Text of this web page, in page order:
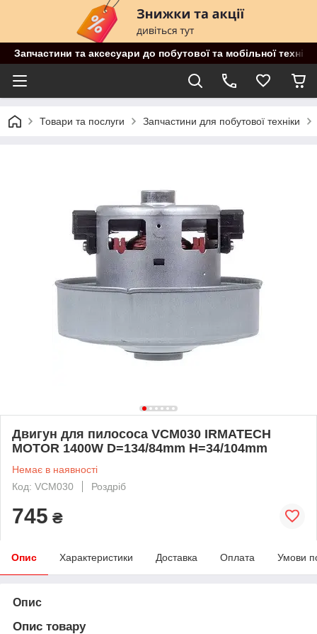
Запчастини та аксесуари до побутової та мобільної
Товари та послуги Запчастини для побутової техніки
Двигун для пилососа VCM030 IRMATECH
MOTOR 1400W D=134/84mm H=34/104mm
Немає в наявності
Код: VCM030
Роздріб
745 ₴
Опис Характеристики Доставка Оплата Умови
Опис
Опис товару